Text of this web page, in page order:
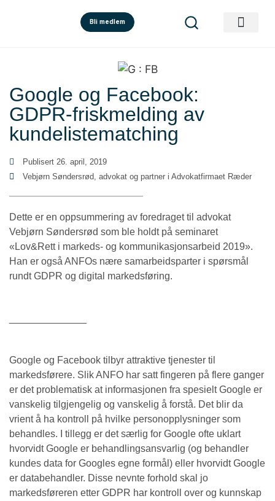
Bli medlem
Google og Facebook:
GDPR-friskmelding av
kundelistematching
Publisert 26. april, 2019
Vebjørn Søndersrød, advokat og partner i Advokatfirmaet Ræder
Dette er en oppsummering av foredraget til advokat
Vebjørn Søndersrød som ble holdt på seminaret
«Lov&Rett i markeds- og kommunikasjonsarbeid 2019».
Han er også ANFOs nære samarbeidsparter i spørsmål
rundt GDPR og digital markedsføring.
Google og Facebook tilbyr attraktive tjenester til
markedsførere. Slik ANFO har satt fingeren på flere ganger
er det problematisk at informasjonen fra spesielt Google er
vanskelig tilgjengelig og vanskelig å forstå. Det blir da
vrient å ha kontroll på hvilke personopplysninger som
behandles. I tillegg er det særlig for Google ofte uklart
hvorvidt Google er behandlingsansvarlig (og behandler
kundes data for Googles egne formål) eller hvorvidt Google
er databehandler. Disse nevnte forhold skal jo
markedsføreren etter GDPR har kontroll over og kunnskap